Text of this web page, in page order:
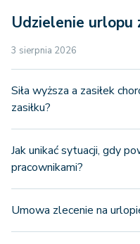
Udzielenie urlopu
3 sierpnia 2026
Siła wyższa a zasiłek
zasiłku?
Jak unikać sytuacji, gdy
pracownikami?
Umowa zlecenie na